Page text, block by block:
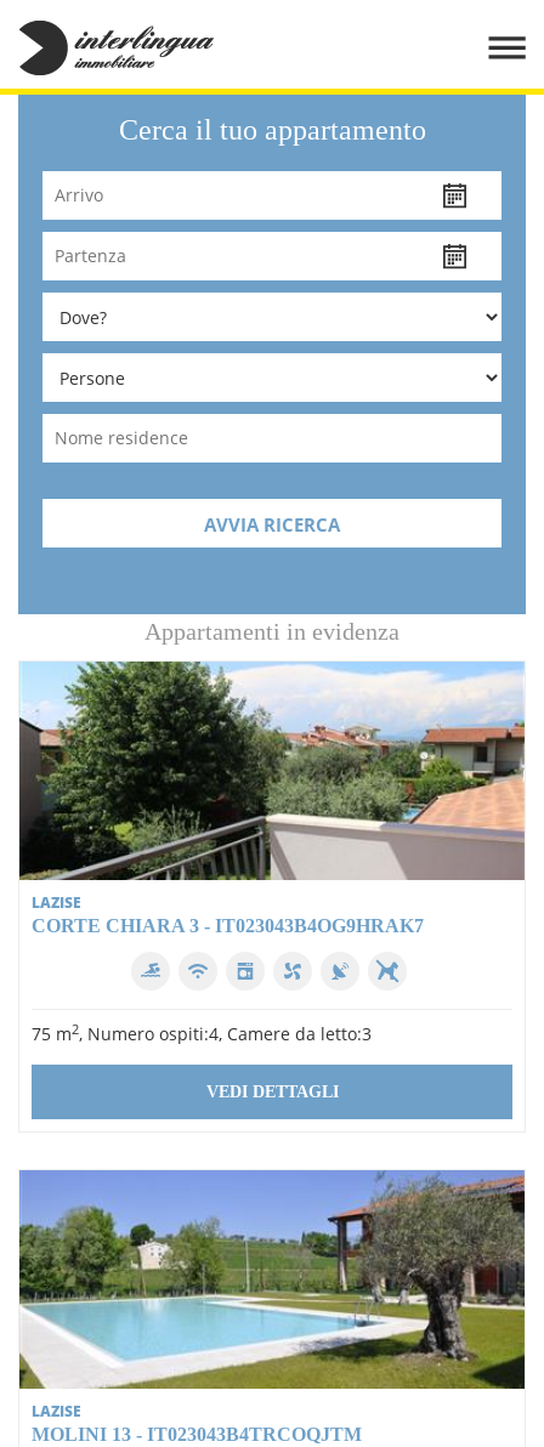
Cerca il tuo appartamento
AVVIA RICERCA
Appartamenti in evidenza
LAZISE
CORTE CHIARA 3 - IT023043B4OG9HRAK7
75 m2, Numero ospiti:4, Camere da letto:3
VEDI DETTAGLI
LAZISE
MOLINI 13 - IT023043B4TRCOQJTM